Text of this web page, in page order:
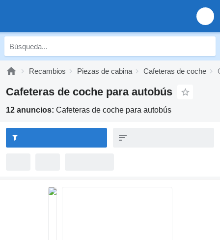
Recambios Piezas de cabina Cafeteras de coche
Cafeteras de coche para autobús
12 anuncios: Cafeteras de coche para autobús